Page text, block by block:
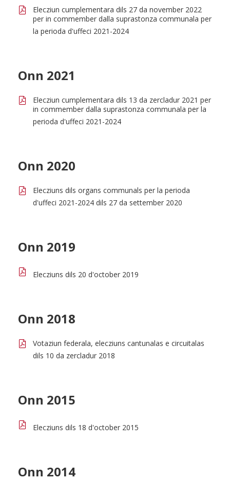
Elecziun cumplementara dils 27 da november 2022
per in commember dalla suprastonza communala per
la perioda d'uffeci 2021-2024
Onn 2021
Elecziun cumplementara dils 13 da zercladur 2021 per
in commember dalla suprastonza communala per la
perioda d'uffeci 2021-2024
Onn 2020
Elecziuns dils organs communals per la perioda
d'uffeci 2021-2024 dils 27 da settember 2020
Onn 2019
Elecziuns dils 20 d'october 2019
Onn 2018
Votaziun federala, elecziuns cantunalas e circuitalas
dils 10 da zercladur 2018
Onn 2015
Elecziuns dils 18 d'october 2015
Onn 2014